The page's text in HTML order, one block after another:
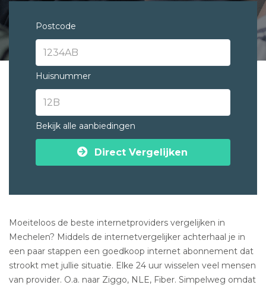
Postcode
Huisnummer
Bekijk alle aanbiedingen
Direct Vergelijken
Moeiteloos de beste internetproviders vergelijken in
Mechelen? Middels de internetvergelijker achterhaal je in
een paar stappen een goedkoop internet abonnement dat
strookt met jullie situatie. Elke 24 uur wisselen veel mensen
van provider. O.a. naar Ziggo, NLE, Fiber. Simpelweg omdat